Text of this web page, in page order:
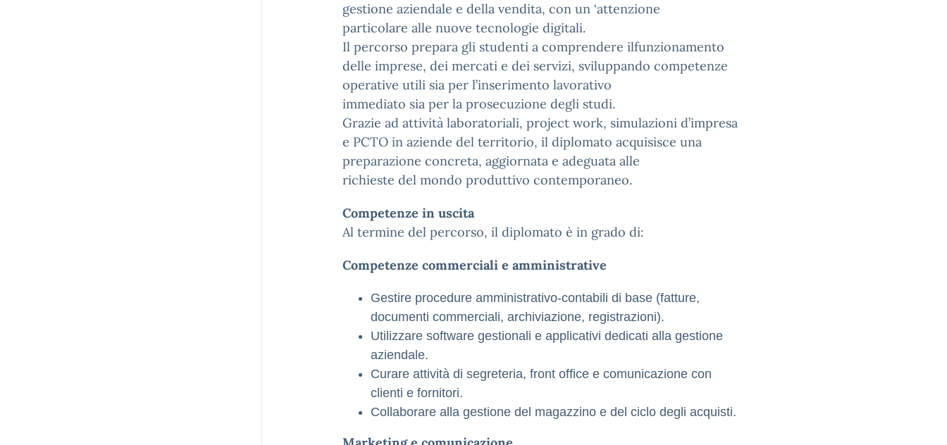
gestione aziendale e della vendita, con un ‘attenzione
particolare alle nuove tecnologie digitali.
Il percorso prepara gli studenti a comprendere ilfunzionamento
delle imprese, dei mercati e dei servizi, sviluppando competenze
operative utili sia per l’inserimento lavorativo
immediato sia per la prosecuzione degli studi.
Grazie ad attività laboratoriali, project work, simulazioni d’impresa
e PCTO in aziende del territorio, il diplomato acquisisce una
preparazione concreta, aggiornata e adeguata alle
richieste del mondo produttivo contemporaneo.
Competenze in uscita
Al termine del percorso, il diplomato è in grado di:
Competenze commerciali e amministrative
Gestire procedure amministrativo-contabili di base (fatture,
documenti commerciali, archiviazione, registrazioni).
Utilizzare software gestionali e applicativi dedicati alla gestione
aziendale.
Curare attività di segreteria, front office e comunicazione con
clienti e fornitori.
Collaborare alla gestione del magazzino e del ciclo degli acquisti.